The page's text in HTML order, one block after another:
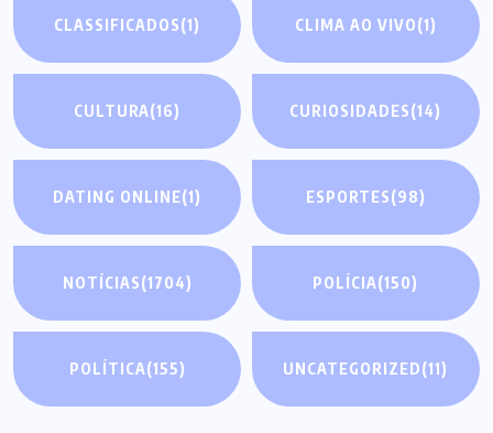
CLASSIFICADOS(1) CLIMA AO VIVO(1)
CULTURA(16) CURIOSIDADES(14)
DATING ONLINE(1) ESPORTES(98)
NOTÍCIAS(1704) POLÍCIA(150)
POLÍTICA(155) UNCATEGORIZED(11)